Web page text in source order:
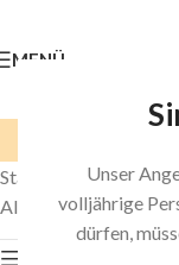
Unser
volljährige
dürfen,
MENÜ
Start Produkt E-
Alle 6 Ergebnisse